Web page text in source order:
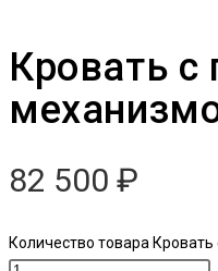
Кровать
82 500 ₽
Количество товара